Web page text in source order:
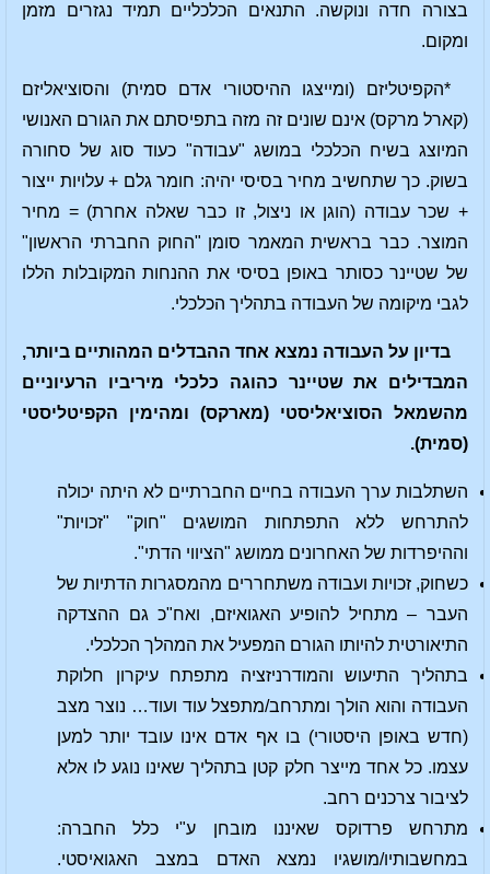
בצורה חדה ונוקשה. התנאים הכלכליים תמיד נגזרים מזמן
ומקום.
*הקפיטליזם (ומייצגו ההיסטורי אדם סמית) והסוציאליזם
(קארל מרקס) אינם שונים זה מזה בתפיסתם את הגורם האנושי
המיוצג בשיח הכלכלי במושג "עבודה" כעוד סוג של סחורה
בשוק. כך שתחשיב מחיר בסיסי יהיה: חומר גלם + עלויות ייצור
+ שכר עבודה (הוגן או ניצול, זו כבר שאלה אחרת) = מחיר
המוצר. כבר בראשית המאמר סומן "החוק החברתי הראשון"
של שטיינר כסותר באופן בסיסי את ההנחות המקובלות הללו
לגבי מיקומה של העבודה בתהליך הכלכלי.
בדיון על העבודה נמצא אחד ההבדלים המהותיים ביותר,
המבדילים את שטיינר כהוגה כלכלי מיריביו הרעיוניים
מהשמאל הסוציאליסטי (מארקס) ומהימין הקפיטליסטי
(סמית).
השתלבות ערך העבודה בחיים החברתיים לא היתה יכולה
להתרחש ללא התפתחות המושגים "חוק" "זכויות"
וההיפרדות של האחרונים ממושג "הציווי הדתי".
כשחוק, זכויות ועבודה משתחררים מהמסגרות הדתיות של
העבר – מתחיל להופיע האגואיזם, ואח"כ גם ההצדקה
התיאורטית להיותו הגורם המפעיל את המהלך הכלכלי.
בתהליך התיעוש והמודרניזציה מתפתח עיקרון חלוקת
העבודה והוא הולך ומתרחב/מתפצל עוד ועוד… נוצר מצב
(חדש באופן היסטורי) בו אף אדם אינו עובד יותר למען
עצמו. כל אחד מייצר חלק קטן בתהליך שאינו נוגע לו אלא
לציבור צרכנים רחב.
מתרחש פרדוקס שאיננו מובחן ע"י כלל החברה:
במחשבותיו/מושגיו נמצא האדם במצב האגואיסטי.